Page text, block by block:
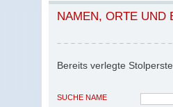
NAMEN, ORTE UND
Bereits verlegte
SUCHE NAME